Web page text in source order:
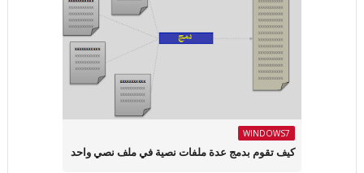
WINDOWS7
كيف تقوم بدمج عدة ملفات نصية في ملف نصي واحد